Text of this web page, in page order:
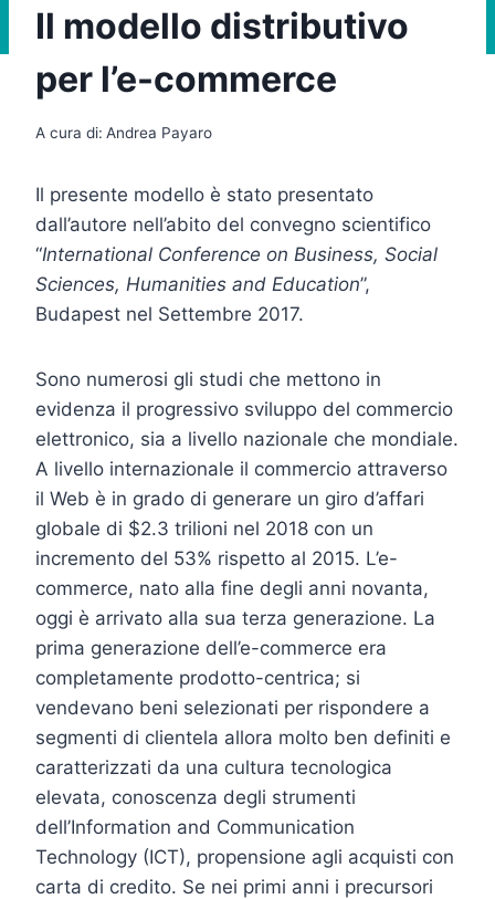
Il modello distributivo
per l’e-commerce
A cura di: Andrea Payaro
Il presente modello è stato presentato
dall’autore nell’abito del convegno scientifico
“International Conference on Business, Social
Sciences, Humanities and Education”,
Budapest nel Settembre 2017.
Sono numerosi gli studi che mettono in
evidenza il progressivo sviluppo del commercio
elettronico, sia a livello nazionale che mondiale.
A livello internazionale il commercio attraverso
il Web è in grado di generare un giro d’affari
globale di $2.3 trilioni nel 2018 con un
incremento del 53% rispetto al 2015. L’e-
commerce, nato alla fine degli anni novanta,
oggi è arrivato alla sua terza generazione. La
prima generazione dell’e-commerce era
completamente prodotto-centrica; si
vendevano beni selezionati per rispondere a
segmenti di clientela allora molto ben definiti e
caratterizzati da una cultura tecnologica
elevata, conoscenza degli strumenti
dell’Information and Communication
Technology (ICT), propensione agli acquisti con
carta di credito. Se nei primi anni i precursori